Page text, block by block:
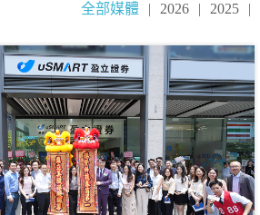
全部媒體 | 2026 | 2025 |